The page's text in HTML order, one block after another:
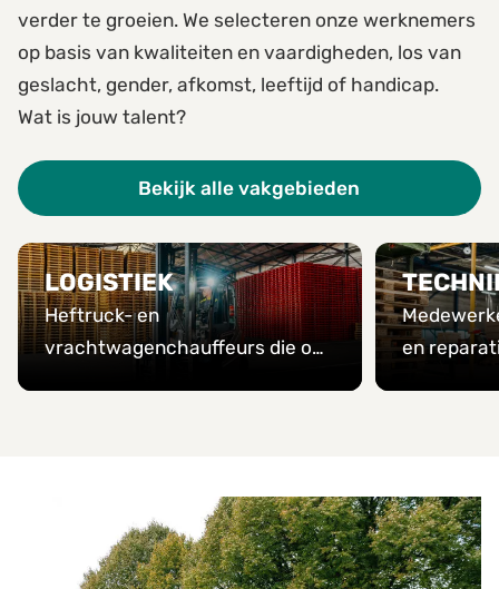
verder te groeien. We selecteren onze werknemers
op basis van kwaliteiten en vaardigheden, los van
geslacht, gender, afkomst, leeftijd of handicap.
Wat is jouw talent?
Bekijk alle vakgebieden
LOGISTIEK
Heftruck- en
vrachtwagenchauffeurs die ons
en